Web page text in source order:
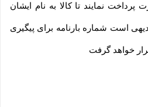
پرداخت نمایند تا کالا به نام ایشان
است شماره بارنامه برای پیگیری
خواهد گرفت